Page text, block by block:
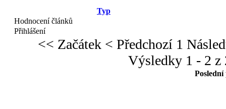
Typ
Hodnocení článků
Přihlášení
<< Začátek < Předchozí 1
Výsledky 1 - 2 z